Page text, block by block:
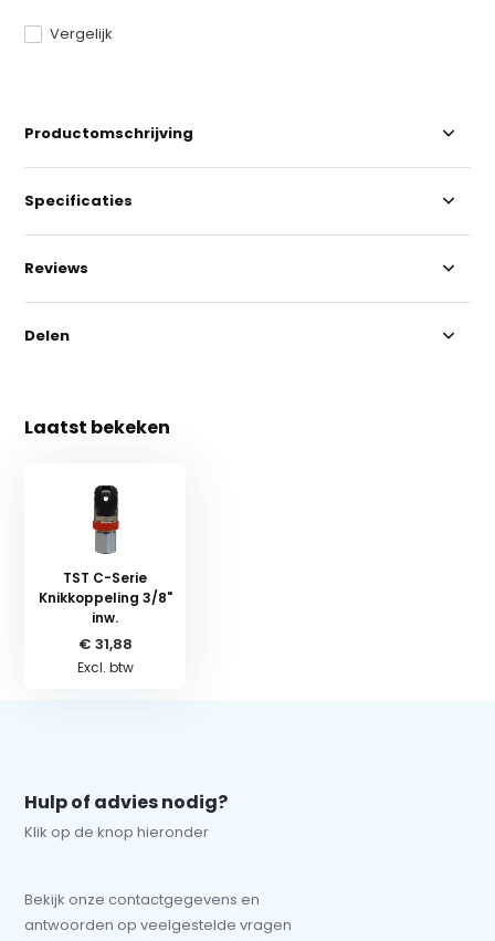
Vergelijk
Productomschrijving
Specificaties
Reviews
Delen
Laatst bekeken
TST C-Serie
Knikkoppeling 3/8"
inw.
€ 31,88
Excl. btw
Hulp of advies nodig?
Klik op de knop hieronder
Bekijk onze contactgegevens en
antwoorden op veelgestelde vragen